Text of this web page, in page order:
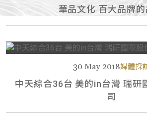
華品文化 百大品牌的
30 May 2018媒體採
中天綜合36台 美的in台灣 瑞研
司